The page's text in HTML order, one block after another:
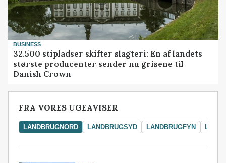
BUSINESS
32.500 stipladser skifter slagteri: En af landets
største producenter sender nu grisene til
Danish Crown
FRA VORES UGEAVISER
LANDBRUGNORD LANDBRUGSYD LANDBRUGFYN